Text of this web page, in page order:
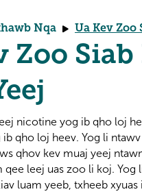
Nqa Ua Kev Zoo
Zoo
nicotine yog ib qho loj
qho loj heev. Yog li
qhov kev muaj yeej
qee leej uas zoo li koj.
luam yeeb, txheeb